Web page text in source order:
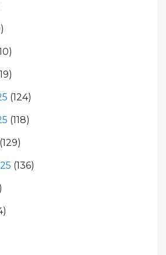
(124)
(118)
(129)
(136)